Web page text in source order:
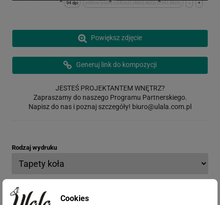
+
-
x:65cm y:0cm | (2424,0) (4823,4823) (7247,4823)
94 dpi
Powiększ zdjęcie
Generuj link do kompozycji
JESTEŚ PROJEKTANTEM WNĘTRZ?
Zapraszamy do naszego Programu Partnerskiego.
Napisz do nas i poznaj szczegóły! biuro@ulala.com.pl
Rodzaj wydruku
Cookies